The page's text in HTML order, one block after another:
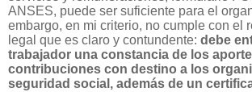
ANSES, puede ser suficiente para el
embargo, en mi criterio, no cumple con el
legal que es claro y contundente: debe
trabajador una constancia de los
contribuciones con destino a los
seguridad social, además de un